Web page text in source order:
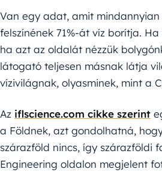
Van egy adat, amit
felszínének 71%-át víz borítja.
ha azt az oldalát nézzük
látogató teljesen másnak látja
vízivilágnak, olyasminek, mint a
Az iflscience.com cikke szerint
a Földnek, azt gondolhatná,
szárazföld nincs, így szárazföldi
Engineering oldalon megjelent